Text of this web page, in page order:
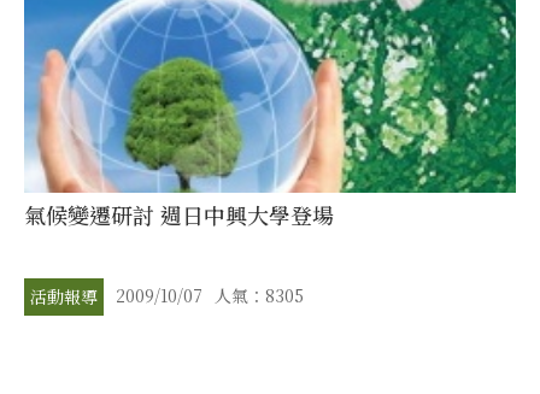
氣候變遷研討 週日中興大學登場
活動報導 2009/10/07 人氣：8305